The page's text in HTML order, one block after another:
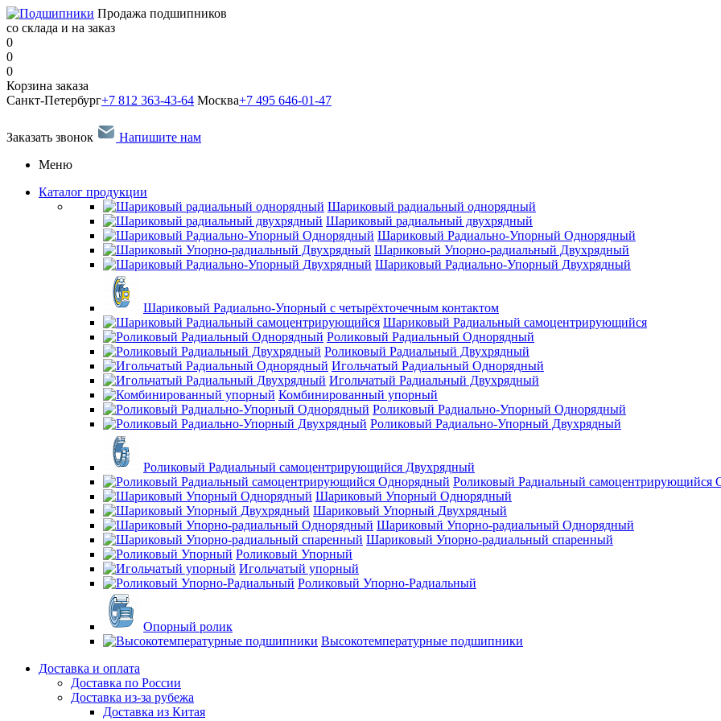
Продажа подшипников
со склада и на заказ
0
0
0
Корзина заказа
Санкт-Петербург+7 812 363-43-64 Москва+7 495 646-01-47
Заказать звонок
Напишите нам
Меню
Каталог продукции
Шариковый радиальный однорядный
Шариковый радиальный двухрядный
Шариковый Радиально-Упорный Однорядный
Шариковый Упорно-радиальный Двухрядный
Шариковый Радиально-Упорный Двухрядный
Шариковый Радиально-Упорный с четырёхточечным контактом
Шариковый Радиальный самоцентрирующийся
Роликовый Радиальный Однорядный
Роликовый Радиальный Двухрядный
Игольчатый Радиальный Однорядный
Игольчатый Радиальный Двухрядный
Комбинированный упорный
Роликовый Радиально-Упорный Однорядный
Роликовый Радиально-Упорный Двухрядный
Роликовый Радиальный самоцентрирующийся Двухрядный
Роликовый Радиальный самоцентрирующийся
Шариковый Упорный Однорядный
Шариковый Упорный Двухрядный
Шариковый Упорно-радиальный Однорядный
Шариковый Упорно-радиальный спаренный
Роликовый Упорный
Игольчатый упорный
Роликовый Упорно-Радиальный
Опорный ролик
Высокотемпературные подшипники
Доставка и оплата
Доставка по России
Доставка из-за рубежа
Доставка из Китая